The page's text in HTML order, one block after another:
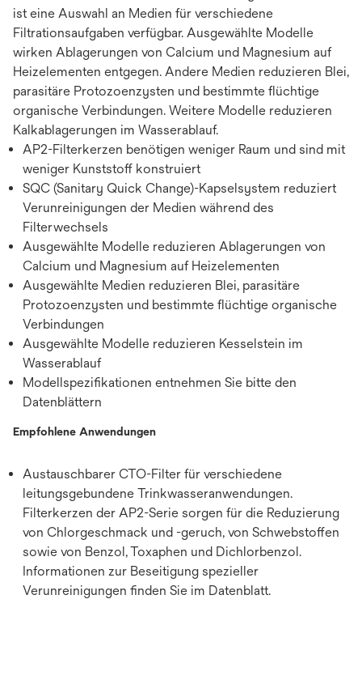
ist eine Auswahl an Medien für verschiedene
Filtrationsaufgaben verfügbar. Ausgewählte Modelle
wirken Ablagerungen von Calcium und Magnesium auf
Heizelementen entgegen. Andere Medien reduzieren Blei,
parasitäre Protozoenzysten und bestimmte flüchtige
organische Verbindungen. Weitere Modelle reduzieren
Kalkablagerungen im Wasserablauf.
AP2-Filterkerzen benötigen weniger Raum und sind mit
weniger Kunststoff konstruiert
SQC (Sanitary Quick Change)-Kapselsystem reduziert
Verunreinigungen der Medien während des
Filterwechsels
Ausgewählte Modelle reduzieren Ablagerungen von
Calcium und Magnesium auf Heizelementen
Ausgewählte Medien reduzieren Blei, parasitäre
Protozoenzysten und bestimmte flüchtige organische
Verbindungen
Ausgewählte Modelle reduzieren Kesselstein im
Wasserablauf
Modellspezifikationen entnehmen Sie bitte den
Datenblättern
Empfohlene Anwendungen
Austauschbarer CTO-Filter für verschiedene
leitungsgebundene Trinkwasseranwendungen.
Filterkerzen der AP2-Serie sorgen für die Reduzierung
von Chlorgeschmack und -geruch, von Schwebstoffen
sowie von Benzol, Toxaphen und Dichlorbenzol.
Informationen zur Beseitigung spezieller
Verunreinigungen finden Sie im Datenblatt.